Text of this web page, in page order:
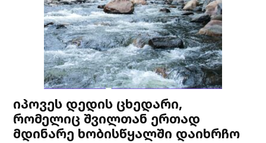
იპოვეს დედის ცხედარი,
რომელიც შვილთან ერთად
მდინარე ხობისწყალში დაიხრჩო